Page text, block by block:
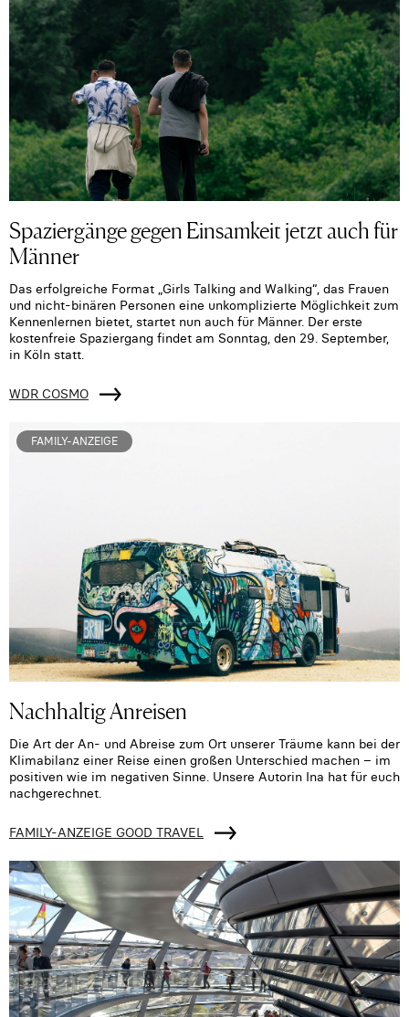
Spaziergänge gegen Einsamkeit jetzt auch für
Männer
Das erfolgreiche Format „Girls Talking and Walking“, das Frauen
und nicht-binären Personen eine unkomplizierte Möglichkeit zum
Kennenlernen bietet, startet nun auch für Männer. Der erste
kostenfreie Spaziergang findet am Sonntag, den 29. September,
in Köln statt.
WDR COSMO
FAMILY-ANZEIGE
Nachhaltig Anreisen
Die Art der An- und Abreise zum Ort unserer Träume kann bei der
Klimabilanz einer Reise einen großen Unterschied machen – im
positiven wie im negativen Sinne. Unsere Autorin Ina hat für euch
nachgerechnet.
FAMILY-ANZEIGE GOOD TRAVEL